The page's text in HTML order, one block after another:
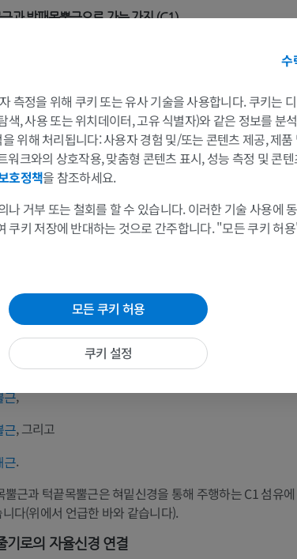
과 방패목뿔근으로 가는 가지 (C1)
에 신경을 지배합니다.
경을 통한 가로막으로 가는 가지 (C3–C5, 주로 C4)
경은 목신경얼기의 주요 가지입니다. 아래쪽으로 주행하며
가로막 에 운동 신경지배를 제공합니다. 또한 심장막 일부,
의 중심널힘줄에 감각섬유를 전달합니다.
를 통한 운동 가지
는 주로 C1에서 C3에서 유래한 신경 고리로, 목뿔아래근육
신경지배를 제공합니다.
는 C2와 C3에서 기원합니다.
는 다음 근육에 신경을 지배합니다:
근,
근, 그리고
근.
뿔근과 턱끝목뿔근은 혀밑신경을 통해 주행하는 C1 섬유
다(위에서 언급한 바와 같습니다).
기로의 자율신경 연결
MRI
MRI
미엄
치 MRI
리미엄
프리미엄
방사선촬영
사선 사진
관조영술
조영
다리 MRI
MRI
프리미엄
MRI
프리미엄
수
측정을 위해 쿠키 또는 유사 기술을 사용합니다. 쿠키는
색, 사용 또는 위치데이터, 고유 식별자)와 같은 정보를 분
위해 처리됩니다: 사용자 경험 및/또는 콘텐츠 제공, 제
워크와의 상호작용, 맞춤형 콘텐츠 표시, 성능 측정 및 콘
호정책을 참조하세요.
나 거부 또는 철회를 할 수 있습니다. 이러한 기술 사용에
쿠키 저장에 반대하는 것으로 간주합니다. "모든 쿠키 허
모든 쿠키 허용
쿠키 설정